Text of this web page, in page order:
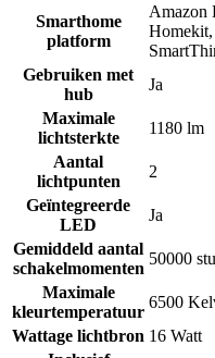
Smarthome
platform
Amazon
Homekit,
Gebruiken met
hub
Ja
Maximale
lichtsterkte
1180 lm
Aantal
lichtpunten
2
Geïntegreerde
LED
Ja
Gemiddeld aantal
schakelmomenten
50000
Maximale
kleurtemperatuur
6500
Wattage lichtbron 16 Watt